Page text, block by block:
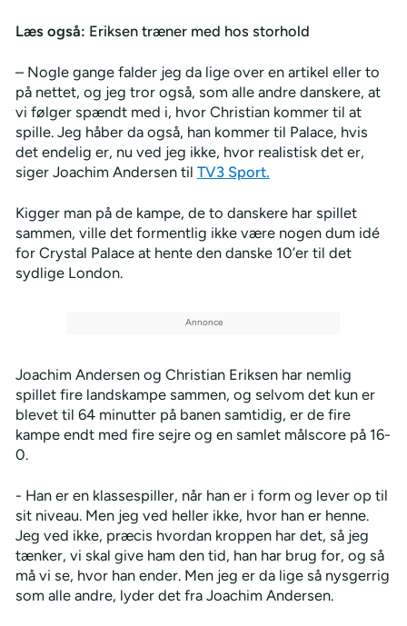
Læs også: Eriksen træner med hos storhold
– Nogle gange falder jeg da lige over en artikel eller to
på nettet, og jeg tror også, som alle andre danskere, at
vi følger spændt med i, hvor Christian kommer til at
spille. Jeg håber da også, han kommer til Palace, hvis
det endelig er, nu ved jeg ikke, hvor realistisk det er,
siger Joachim Andersen til TV3 Sport.
Kigger man på de kampe, de to danskere har spillet
sammen, ville det formentlig ikke være nogen dum idé
for Crystal Palace at hente den danske 10’er til det
sydlige London.
Joachim Andersen og Christian Eriksen har nemlig
spillet fire landskampe sammen, og selvom det kun er
blevet til 64 minutter på banen samtidig, er de fire
kampe endt med fire sejre og en samlet målscore på 16-
0.
- Han er en klassespiller, når han er i form og lever op til
sit niveau. Men jeg ved heller ikke, hvor han er henne.
Jeg ved ikke, præcis hvordan kroppen har det, så jeg
tænker, vi skal give ham den tid, han har brug for, og så
må vi se, hvor han ender. Men jeg er da lige så nysgerrig
som alle andre, lyder det fra Joachim Andersen.